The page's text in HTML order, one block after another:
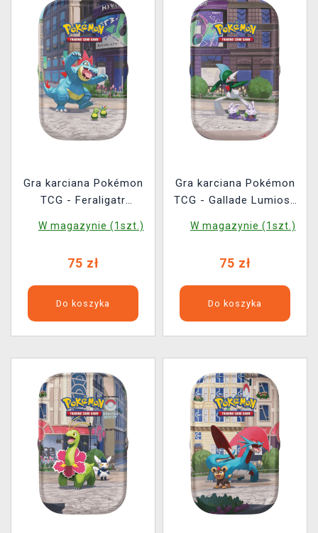
Gra karciana Pokémon
TCG - Feraligatr
W magazynie (1szt.)
75 zł
Do koszyka
Gra karciana Pokémon
TCG - Gallade Lumiose
W magazynie (1szt.)
75 zł
Do koszyka